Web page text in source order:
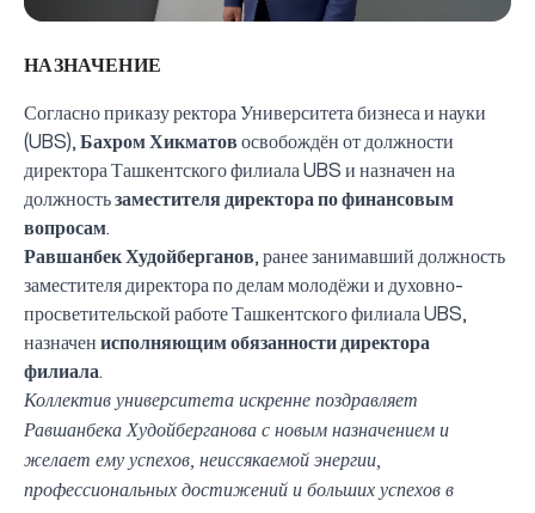
НАЗНАЧЕНИЕ
Согласно приказу ректора Университета бизнеса и науки
(UBS), Бахром Хикматов освобождён от должности
директора Ташкентского филиала UBS и назначен на
должностьзаместителя директора по финансовым
вопросам.
Равшанбек Худойберганов, ранее занимавший должность
заместителя директора по делам молодёжи и духовно-
просветительской работе Ташкентского филиала UBS,
назначен исполняющим обязанности директора
филиала.
Коллектив университета искренне поздравляет
Равшанбека Худойберганова с новым назначением и
желает ему успехов, неиссякаемой энергии,
профессиональных достижений и больших успехов в